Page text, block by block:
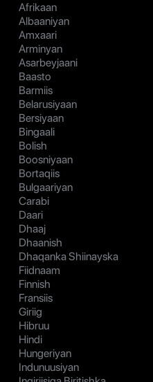
Afrikaan
Albaaniyan
Amxaari
Arminyan
Asarbeyjaani
Baasto
Barmiis
Belarusiyaan
Bersiyaan
Bingaali
Bolish
Boosniyaan
Bortaqiis
Bulgaariyan
Carabi
Daari
Dhaaj
Dhaanish
Dhaqanka Shiinayska
Fiidnaam
Finnish
Fransiis
Giriig
Hibruu
Hindi
Hungeriyan
Indunuusiyan